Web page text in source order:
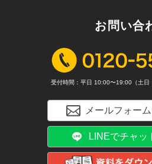
お問い合
受付時間：平日 10:00〜19:00（土日
メールフォー
LINEでチャッ